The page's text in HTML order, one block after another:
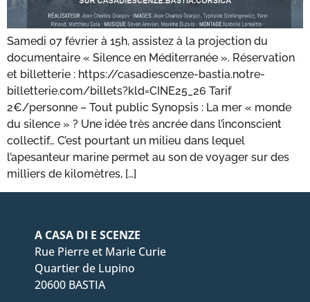
Samedi 07 février à 15h, assistez à la projection du
documentaire « Silence en Méditerranée ». Réservation
et billetterie : https://casadiescenze-bastia.notre-
billetterie.com/billets?kld=CINE25_26 Tarif
2€/personne – Tout public Synopsis : La mer « monde
du silence » ? Une idée très ancrée dans l’inconscient
collectif… C’est pourtant un milieu dans lequel
l’apesanteur marine permet au son de voyager sur des
milliers de kilomètres, […]
A CASA DI E SCENZE
Rue Pierre et Marie Curie
Quartier de Lupino
20600 BASTIA